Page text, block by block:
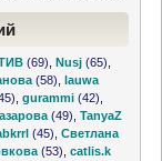
(69) ,Nusj (65)
(58) ,lauwa
,gurammi (42)
(49) ,TanyaZ
(45) ,Светлана
(53) ,catlis.k